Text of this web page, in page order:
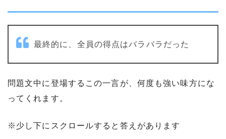
最終的に、全員の得点はバラバラだった
問題文中に登場するこの一言が、何度も強い味方にな
ってくれます。
※少し下にスクロールすると答えがあります